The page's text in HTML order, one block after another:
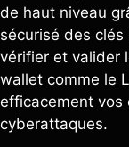
de haut niveau
sécurisé des clés
vérifier et valider
wallet comme le
efficacement vos
cyberattaques.